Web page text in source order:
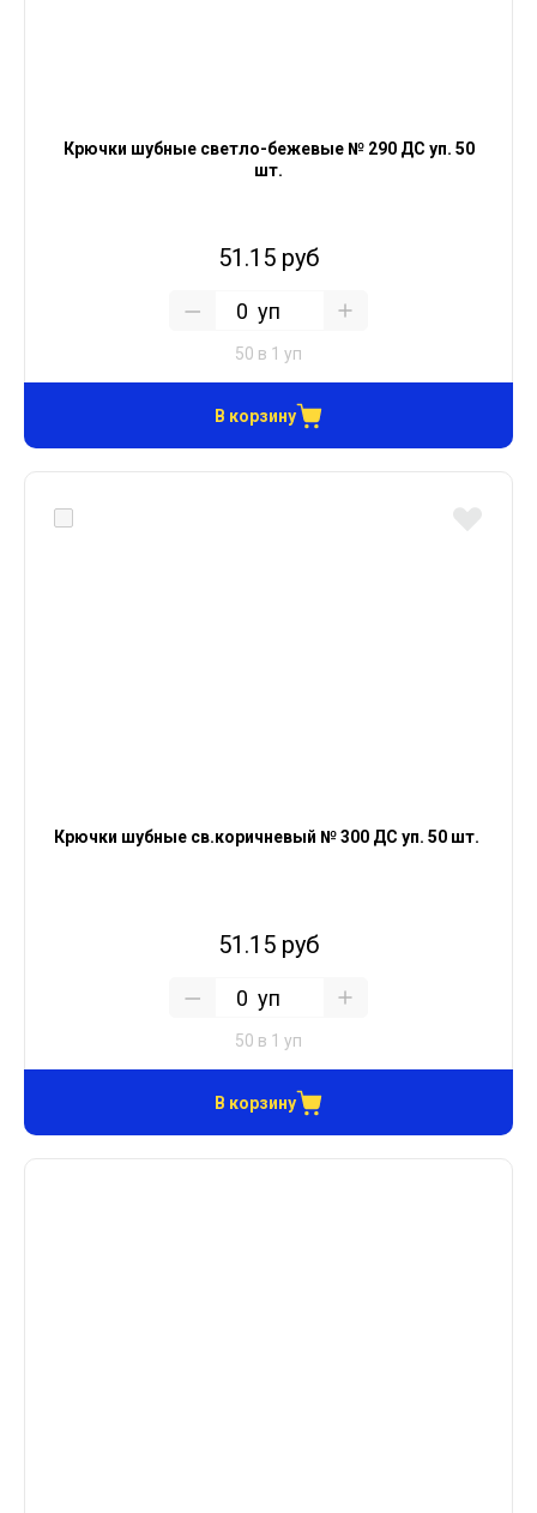
Крючки шубные светло-бежевые № 290 ДС уп. 50
шт.
51.15 руб
уп
50 в 1 уп
В корзину
Крючки шубные св.коричневый № 300 ДС уп. 50 шт.
51.15 руб
уп
50 в 1 уп
В корзину